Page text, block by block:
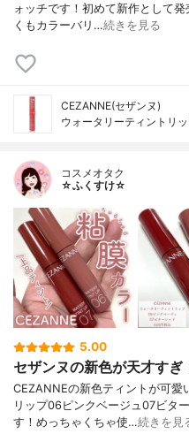
ォッチです！初めて新作として
くもカラーバリ…続きを見る
CEZANNE(セザンヌ)
ウォータリーティントリ
コスメオタク
☆ふくすけ☆
5.00
セザンヌの新色が天才すぎ
CEZANNEの新色ティントが可
リップ06ピンクベージュ07ビタ
す！めっちゃくちゃ使…続きを見